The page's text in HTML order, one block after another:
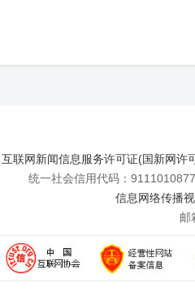
互联网新闻信息服务许可证(国新网许
统一社会信用代码：
信息网络传播